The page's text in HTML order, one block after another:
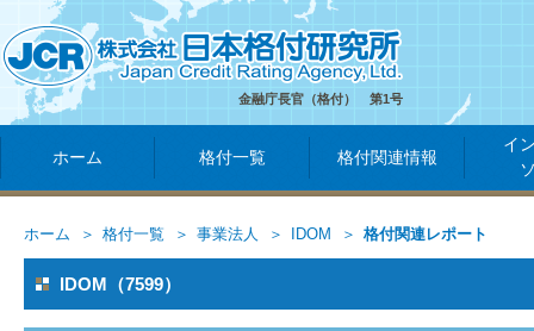
金融庁長官（格付） 第1号
ホーム 格付一覧 格付関連情報
イ
ホーム 格付一覧 事業法人 IDOM 格付関連レポート
IDOM（7599）